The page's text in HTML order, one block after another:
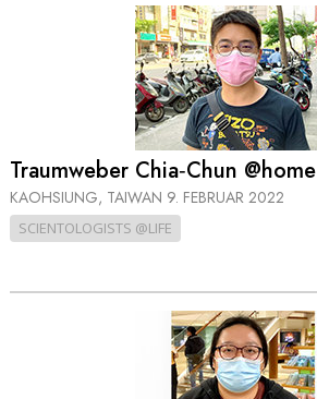
Traumweber Chia‑Chun @home
KAOHSIUNG, TAIWAN 9. FEBRUAR 2022
SCIENTOLOGISTS @LIFE